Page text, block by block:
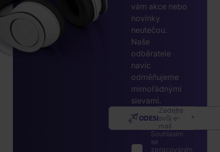
vám akce nebo
novinky
neutečou.
Naše
odběratele
navíc
odměňujeme
mimořádnými
slevami.
Zadejte
svůj e-
mail
ODESLAT
Souhlasím
se
zpracováním